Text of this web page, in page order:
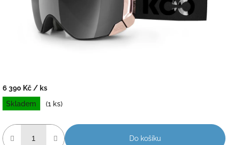
6 390 Kč / ks
Měrná
cena:
Skladem (1 ks)
Do košíku